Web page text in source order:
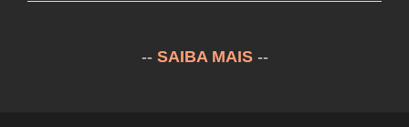
-- SAIBA MAIS --